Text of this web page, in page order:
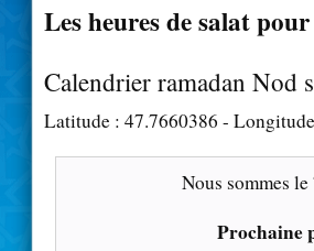
Les heures de salat
Calendrier ramadan Nod
Latitude : 47.7660386 -
Nous sommes le
Prochaine